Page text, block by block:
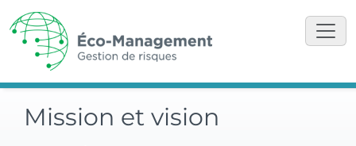
to
content
Mission et vision